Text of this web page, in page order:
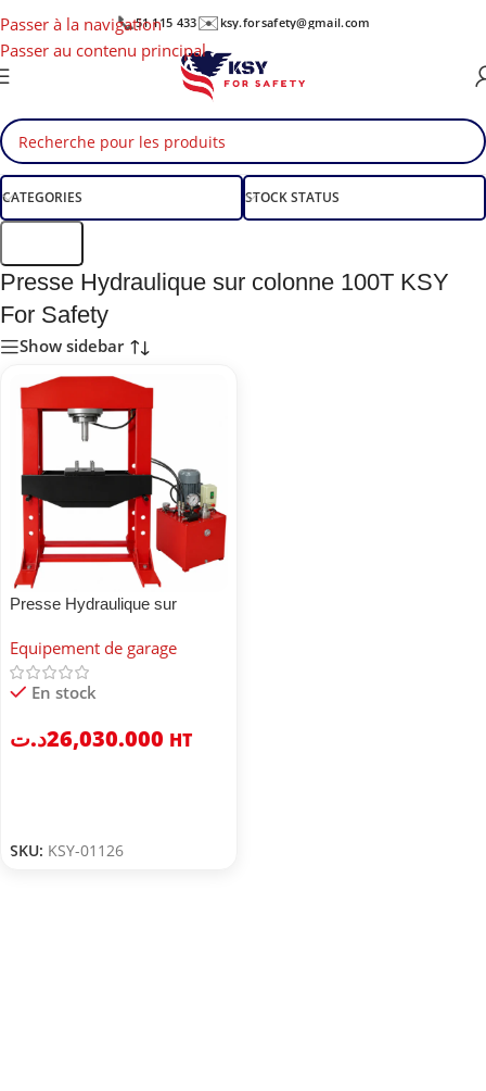
Passer à la navigation
Passer au contenu principal
📞51 115 433✉️ ksy.forsafety@gmail.com
CATEGORIES STOCK STATUS
Presse Hydraulique sur colonne 100T KSY
For Safety
Show sidebar
Presse Hydraulique sur
Equipement de garage
En stock
26,030.000د.ت HT
SKU: KSY-01126